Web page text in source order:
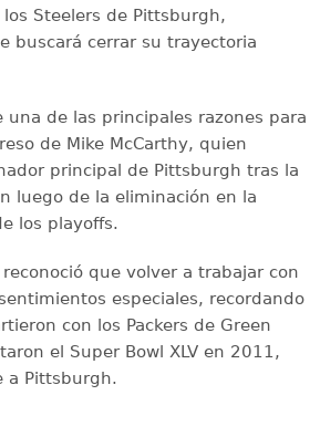
Steelers de Pittsburgh,
buscará cerrar su trayectoria
una de las principales razones para
de Mike McCarthy, quien
principal de Pittsburgh tras la
luego de la eliminación en la
los playoffs.
que volver a trabajar con
especiales, recordando
con los Packers de Green
el Super Bowl XLV en 2011,
a Pittsburgh.